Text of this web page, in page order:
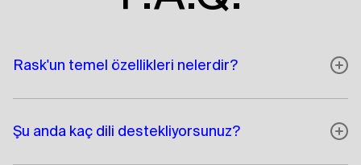
Rask'un temel özellikleri nelerdir?
Şu anda kaç dili destekliyorsunuz?